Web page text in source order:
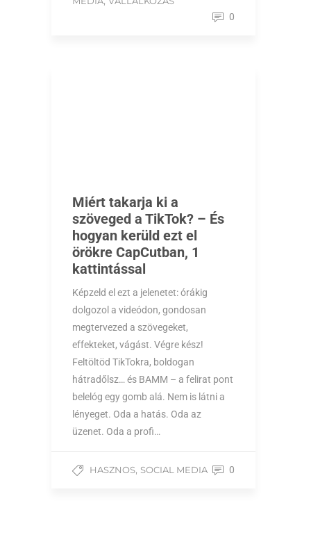
0
Miért takarja ki a
szöveged a TikTok? – És
hogyan kerüld ezt el
örökre CapCutban, 1
kattintással
Képzeld el ezt a jelenetet: órákig
dolgozol a videódon, gondosan
megtervezed a szövegeket,
effekteket, vágást. Végre kész!
Feltöltöd TikTokra, boldogan
hátradőlsz… és BAMM – a felirat pont
belelóg egy gomb alá. Nem is látni a
lényeget. Oda a hatás. Oda az
üzenet. Oda a profi…
HASZNOS, SOCIAL MEDIA 0